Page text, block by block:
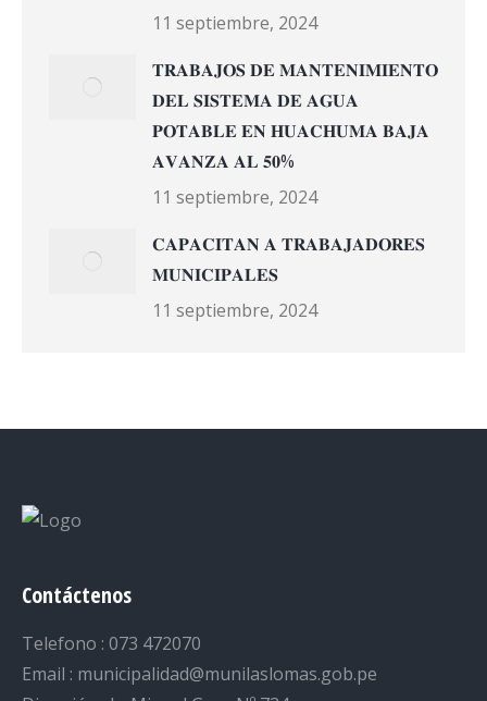
11 septiembre, 2024
𝐓𝐑𝐀𝐁𝐀𝐉𝐎𝐒 𝐃𝐄 𝐌𝐀𝐍𝐓𝐄𝐍𝐈𝐌𝐈𝐄𝐍𝐓𝐎
𝐃𝐄𝐋 𝐒𝐈𝐒𝐓𝐄𝐌𝐀 𝐃𝐄 𝐀𝐆𝐔𝐀
𝐏𝐎𝐓𝐀𝐁𝐋𝐄 𝐄𝐍 𝐇𝐔𝐀𝐂𝐇𝐔𝐌𝐀 𝐁𝐀𝐉𝐀
𝐀𝐕𝐀𝐍𝐙𝐀 𝐀𝐋 𝟓𝟎%
11 septiembre, 2024
𝐂𝐀𝐏𝐀𝐂𝐈𝐓𝐀𝐍 𝐀 𝐓𝐑𝐀𝐁𝐀𝐉𝐀𝐃𝐎𝐑𝐄𝐒
𝐌𝐔𝐍𝐈𝐂𝐈𝐏𝐀𝐋𝐄𝐒
11 septiembre, 2024
Contáctenos
Telefono : 073 472070
Email : municipalidad@munilaslomas.gob.pe